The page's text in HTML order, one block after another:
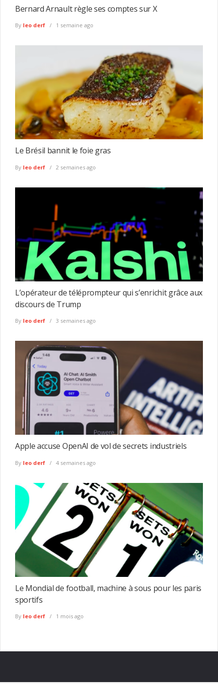
Bernard Arnault règle ses comptes sur X
By leo derf 1 semaine ago
Le Brésil bannit le foie gras
By leo derf 2 semaines ago
L’opérateur de téléprompteur qui s’enrichit grâce aux
discours de Trump
By leo derf 3 semaines ago
Apple accuse OpenAI de vol de secrets industriels
By leo derf 4 semaines ago
Le Mondial de football, machine à sous pour les paris
sportifs
By leo derf 1 mois ago